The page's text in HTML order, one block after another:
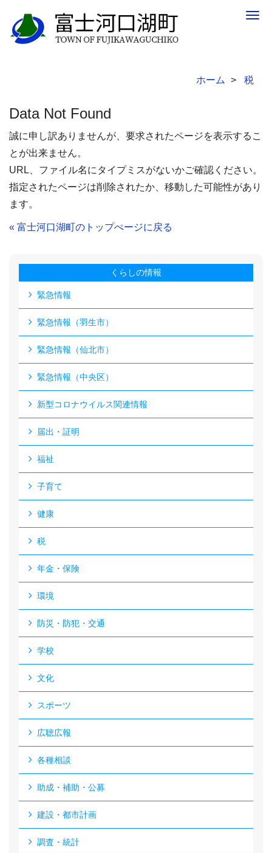
ホーム 税
Data Not Found
誠に申し訳ありませんが、要求されたページを表示するこ
とが出来ません。
URL、ファイル名にタイプミスがないかご確認ください。
指定されたページは削除されたか、移動した可能性があり
ます。
« 富士河口湖町のトップぺージに戻る
くらしの情報
緊急情報
緊急情報（羽生市）
緊急情報（仙北市）
緊急情報（中央区）
新型コロナウイルス関連情報
届出・証明
福祉
子育て
健康
税
年金・保険
環境
防災・防犯・交通
学校
文化
スポーツ
広聴広報
各種相談
助成・補助・公募
建設・都市計画
調査・統計